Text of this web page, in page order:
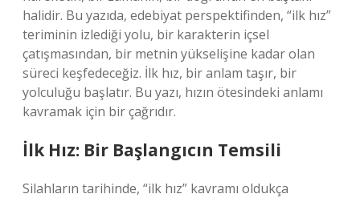
halidir. Bu yazıda, edebiyat perspektifinden, “ilk hız”
teriminin izlediği yolu, bir karakterin içsel
çatışmasından, bir metnin yükselişine kadar olan
süreci keşfedeceğiz. İlk hız, bir anlam taşır, bir
yolculuğu başlatır. Bu yazı, hızın ötesindeki anlamı
kavramak için bir çağrıdır.
İlk Hız: Bir Başlangıcın Temsili
Silahların tarihinde, “ilk hız” kavramı oldukça